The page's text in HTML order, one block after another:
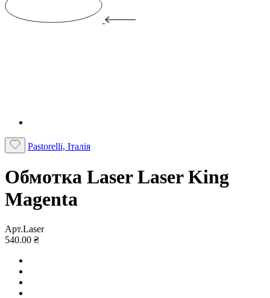
Pastorelli, Італія
Обмотка Laser Laser King
Magenta
Арт.Laser
540.00 ₴